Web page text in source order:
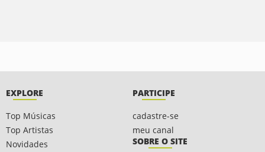
EXPLORE
Top Músicas
Top Artistas
Novidades
PARTICIPE
cadastre-se
meu canal
SOBRE O SITE